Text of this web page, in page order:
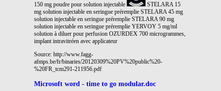
150 mg poudre pour solution injectable
STELARA 15
mg solution injectable en seringue préremplie STELARA 45 mg
solution injectable en seringue préremplie STELARA 90 mg
solution injectable en seringue préremplie YERVOY 5 mg/ml
solution à diluer pour perfusion OZURDEX 700 microgrammes,
implant intravitréen avec applicateur
Source: http://www.fagg-
afmps.be/fr/binaries/20120309%20PV%20public%20-
%20FR_tcm291-211956.pdf
Microsoft word - time to go modular.doc